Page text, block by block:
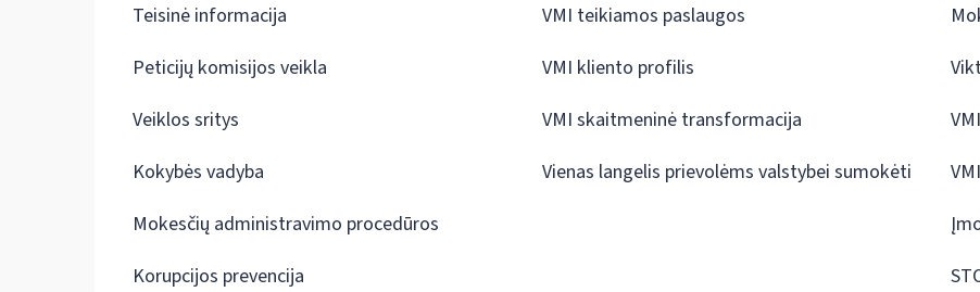
Teisinė informacija
Peticijų komisijos veikla
Veiklos sritys
Kokybės vadyba
Mokesčių administravimo procedūros
Korupcijos prevencija
VMI teikiamos paslaugos
VMI kliento profilis
VMI skaitmeninė transformacija
Vienas langelis prievolėms valstybei sumokėti